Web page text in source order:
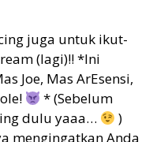
juga untuk ikut-
(lagi)!! *Ini
Joe, Mas ArEsensi,
* (Sebelum
dulu yaaa…
)
mengingatkan Anda